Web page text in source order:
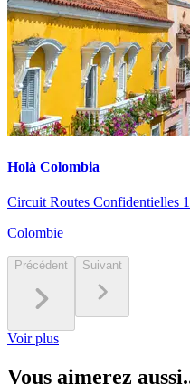
Holà Colombia
Circuit Routes Confidentielles
Colombie
Précédent Suivant
Voir plus
Vous aimerez